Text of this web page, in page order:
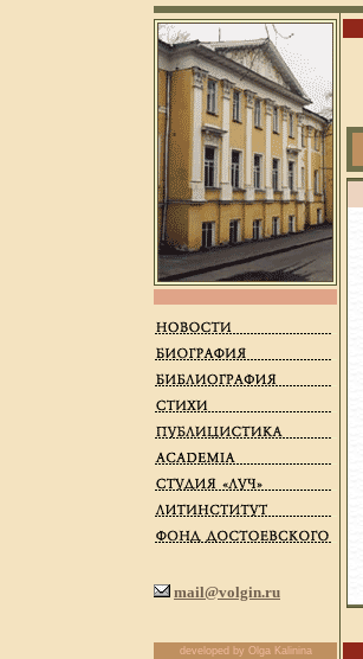
mail@volgin.ru
developed by Olga Kalinina